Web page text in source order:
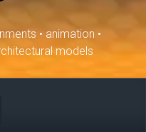
• animation •
models